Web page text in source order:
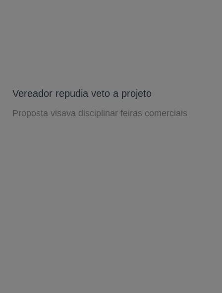
Vereador repudia veto a projeto
Proposta visava disciplinar feiras comerciais